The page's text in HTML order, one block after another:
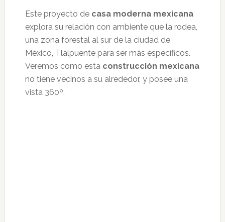
Este proyecto de casa moderna mexicana
explora su relación con ambiente que la rodea,
una zona forestal al sur de la ciudad de
México, Tlalpuente para ser más específicos.
Veremos como esta construcción mexicana
no tiene vecinos a su alrededor, y posee una
vista 360º.